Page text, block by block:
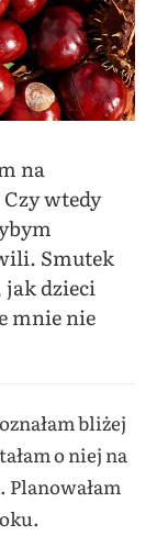
na
wtedy
Smutek
jak dzieci
mnie nie
bliżej
o niej na
Planowałam